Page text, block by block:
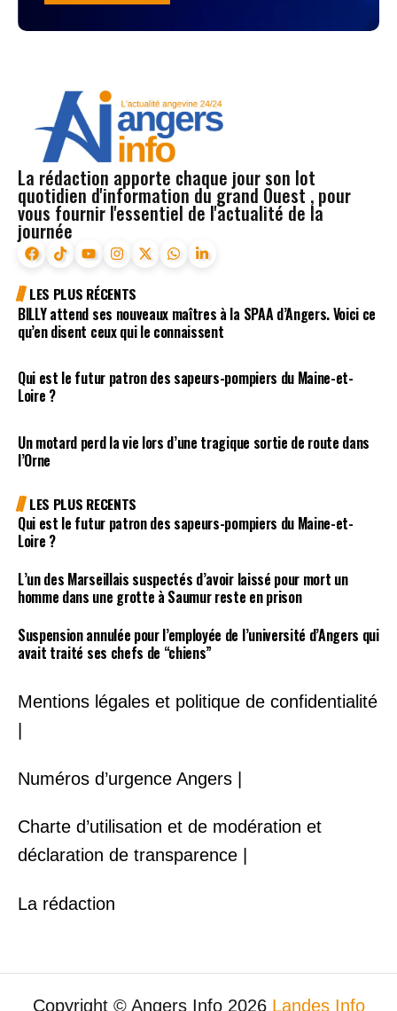
La rédaction apporte chaque jour son lot
quotidien d'information du grand Ouest , pour
vous fournir l'essentiel de l'actualité de la
journée
LES PLUS RÉCENTS
BILLY attend ses nouveaux maîtres à la SPAA d’Angers. Voici ce
qu’en disent ceux qui le connaissent
Qui est le futur patron des sapeurs-pompiers du Maine-et-
Loire ?
Un motard perd la vie lors d’une tragique sortie de route dans
l’Orne
LES PLUS RECENTS
Qui est le futur patron des sapeurs-pompiers du Maine-et-
Loire ?
L’un des Marseillais suspectés d’avoir laissé pour mort un
homme dans une grotte à Saumur reste en prison
Suspension annulée pour l’employée de l’université d’Angers qui
avait traité ses chefs de “chiens”
Mentions légales et politique de confidentialité
Numéros d’urgence Angers |
Charte d’utilisation et de modération et
déclaration de transparence |
La rédaction
Copyright © Angers Info 2026 Landes Info